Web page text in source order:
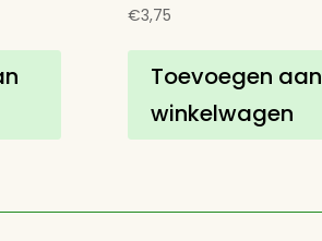
€3,75
Toevoegen aan
winkelwagen